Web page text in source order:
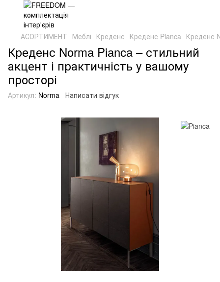
АСОРТИМЕНТ Меблі Креденс Креденс Pianca Креденс
Креденс Norma Pianca – стильний
акцент і практичність у вашому
просторі
Артикул: Norma Написати відгук